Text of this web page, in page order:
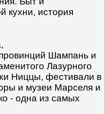
кухни, история
Шампань и
Лазурного
Ниццы, фестивали в
и музеи Марселя и
- одна из самых